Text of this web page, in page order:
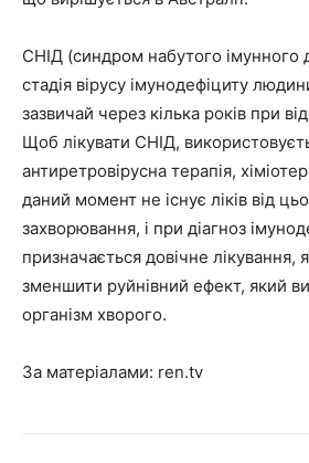
СНІД (синдром набутого імунного
стадія вірусу імунодефіциту
зазвичай через кілька років при
Щоб лікувати СНІД,
антиретровірусна терапія,
даний момент не існує ліків від
захворювання, і при діагноз
призначається довічне лікування,
зменшити руйнівний ефект, який
організм хворого.
За матеріалами: ren.tv